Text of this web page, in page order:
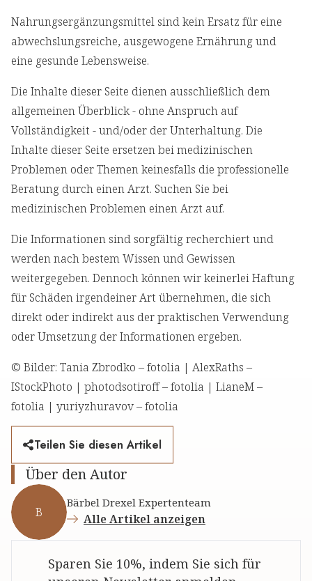
Nahrungsergänzungsmittel sind kein Ersatz für eine
abwechslungsreiche, ausgewogene Ernährung und
eine gesunde Lebensweise.
Die Inhalte dieser Seite dienen ausschließlich dem
allgemeinen Überblick - ohne Anspruch auf
Vollständigkeit - und/oder der Unterhaltung. Die
Inhalte dieser Seite ersetzen bei medizinischen
Problemen oder Themen keinesfalls die professionelle
Beratung durch einen Arzt. Suchen Sie bei
medizinischen Problemen einen Arzt auf.
Die Informationen sind sorgfältig recherchiert und
werden nach bestem Wissen und Gewissen
weitergegeben. Dennoch können wir keinerlei Haftung
für Schäden irgendeiner Art übernehmen, die sich
direkt oder indirekt aus der praktischen Verwendung
oder Umsetzung der Informationen ergeben.
© Bilder: Tania Zbrodko – fotolia | AlexRaths –
IStockPhoto | photodsotiroff – fotolia | LianeM –
fotolia | yuriyzhuravov – fotolia
Teilen Sie diesen Artikel
Über den Autor
B
Bärbel Drexel Expertenteam
Alle Artikel anzeigen
Sparen Sie 10%, indem Sie sich für